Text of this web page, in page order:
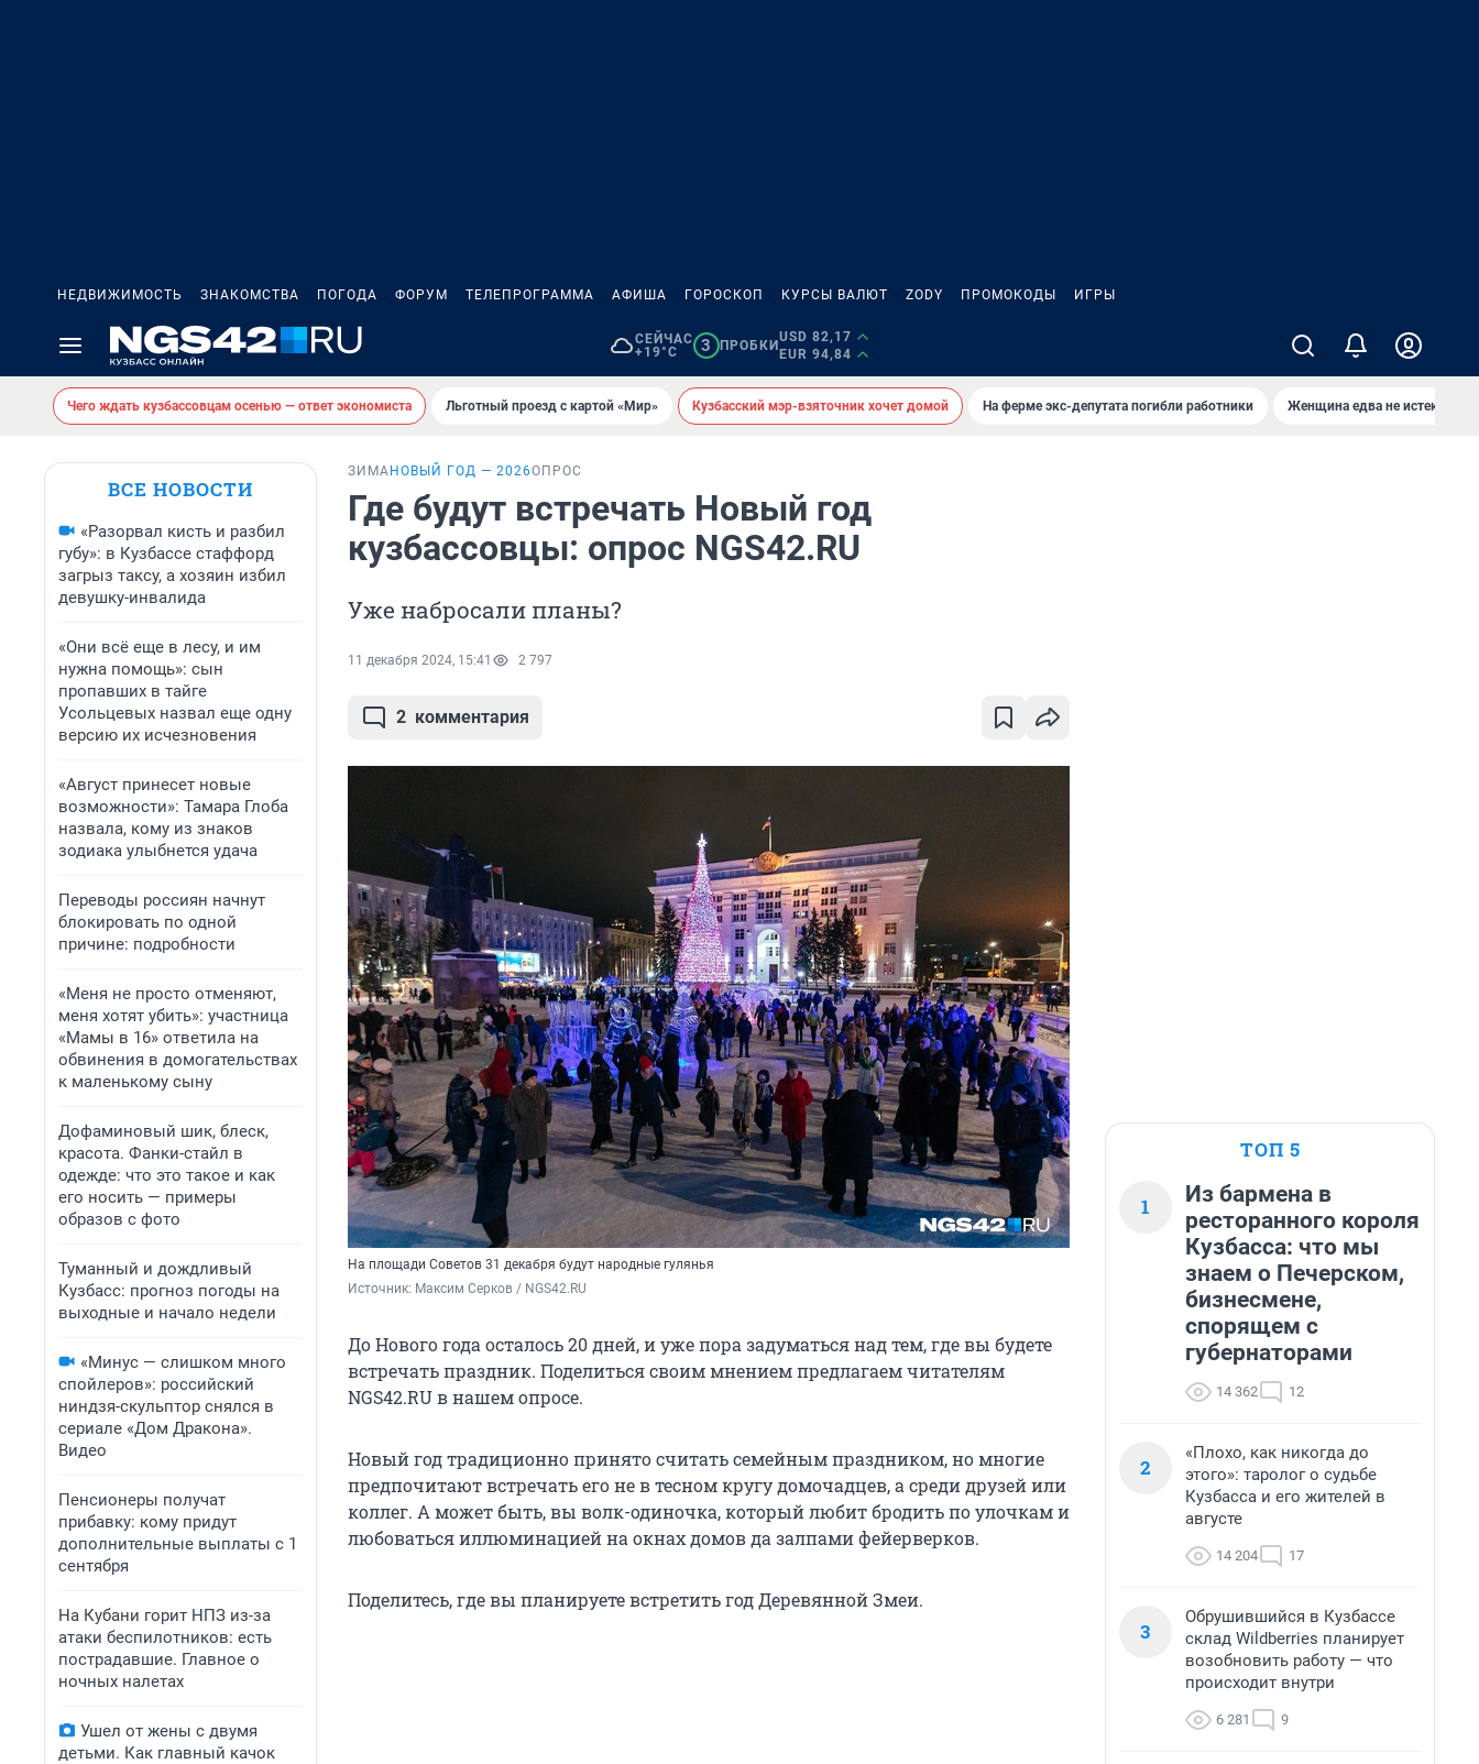
НЕДВИЖИМОСТЬ ЗНАКОМСТВА ПОГОДА ФОРУМ ТЕЛЕПРОГРАММА АФИША ГОРОСКОП КУРСЫ ВАЛЮТ ZODY ПРОМОКОДЫ ИГРЫ
СЕЙЧАС
+19°C
3 ПРОБКИ
USD 82,17
EUR 94,84
Чего ждать кузбассовцам осенью — ответ экономиста Льготный проезд с картой «Мир» Кузбасский мэр-взяточник хочет домой На ферме экс-депутата погибли работники Женщина едва не истекла
ВСЕ НОВОСТИ
«Разорвал кисть и разбил
губу»: в Кузбассе стаффорд
загрыз таксу, а хозяин избил
девушку-инвалида
«Они всё еще в лесу, и им
нужна помощь»: сын
пропавших в тайге
Усольцевых назвал еще одну
версию их исчезновения
«Август принесет новые
возможности»: Тамара Глоба
назвала, кому из знаков
зодиака улыбнется удача
Переводы россиян начнут
блокировать по одной
причине: подробности
«Меня не просто отменяют,
меня хотят убить»: участница
«Мамы в 16» ответила на
обвинения в домогательствах
к маленькому сыну
Дофаминовый шик, блеск,
красота. Фанки-стайл в
одежде: что это такое и как
его носить — примеры
образов с фото
Туманный и дождливый
Кузбасс: прогноз погоды на
выходные и начало недели
«Минус — слишком много
спойлеров»: российский
ниндзя-скульптор снялся в
сериале «Дом Дракона».
Видео
Пенсионеры получат
прибавку: кому придут
дополнительные выплаты с 1
сентября
На Кубани горит НПЗ из-за
атаки беспилотников: есть
пострадавшие. Главное о
ночных налетах
Ушел от жены с двумя
детьми. Как главный качок
ЗИМА НОВЫЙ ГОД — 2026ОПРОС
Где будут встречать Новый год
кузбассовцы: опрос NGS42.RU
Уже набросали планы?
11 декабря 2024, 15:41 2 797
2 комментария
На площади Советов 31 декабря будут народные гулянья
Источник: Максим Серков / NGS42.RU
До Нового года осталось 20 дней, и уже пора задуматься над тем, где вы будете
встречать праздник. Поделиться своим мнением предлагаем читателям
NGS42.RU в нашем опросе.
Новый год традиционно принято считать семейным праздником, но многие
предпочитают встречать его не в тесном кругу домочадцев, а среди друзей или
коллег. А может быть, вы волк-одиночка, который любит бродить по улочкам и
любоваться иллюминацией на окнах домов да залпами фейерверков.
Поделитесь, где вы планируете встретить год Деревянной Змеи.
ТОП 5
1
Из бармена в
ресторанного короля
Кузбасса: что мы
знаем о Печерском,
бизнесмене,
спорящем с
губернаторами
14 362 12
2
«Плохо, как никогда до
этого»: таролог о судьбе
Кузбасса и его жителей в
августе
14 204 17
3
Обрушившийся в Кузбассе
склад Wildberries планирует
возобновить работу — что
происходит внутри
6 281 9